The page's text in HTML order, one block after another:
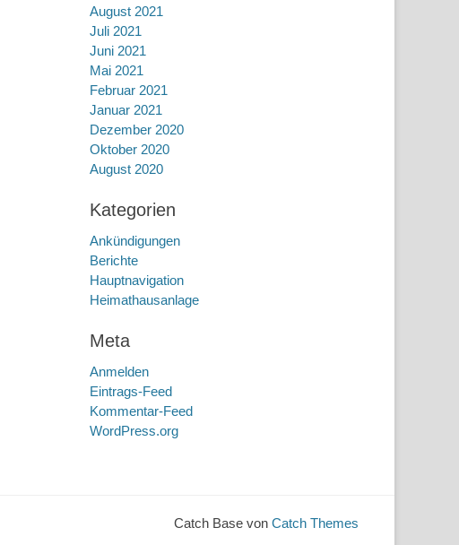
August 2021
Juli 2021
Juni 2021
Mai 2021
Februar 2021
Januar 2021
Dezember 2020
Oktober 2020
August 2020
Kategorien
Ankündigungen
Berichte
Hauptnavigation
Heimathausanlage
Meta
Anmelden
Eintrags-Feed
Kommentar-Feed
WordPress.org
Catch Base von Catch Themes